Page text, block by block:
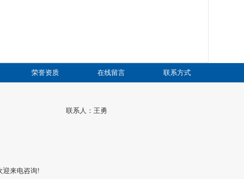
荣誉资质 在线留言 联系方式
联系人：王勇
迎来电咨询!